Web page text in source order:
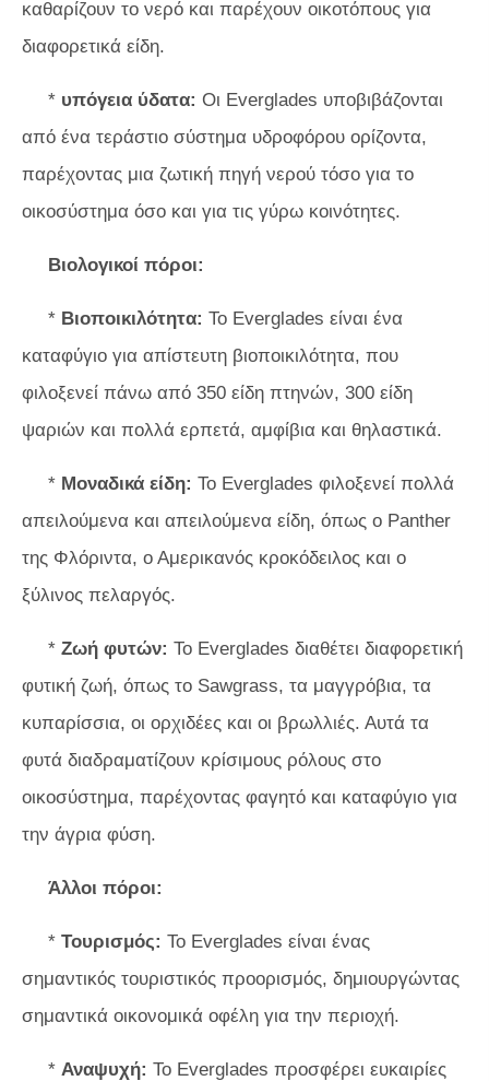
καθαρίζουν το νερό και παρέχουν οικοτόπους για
διαφορετικά είδη.
* υπόγεια ύδατα: Οι Everglades υποβιβάζονται
από ένα τεράστιο σύστημα υδροφόρου ορίζοντα,
παρέχοντας μια ζωτική πηγή νερού τόσο για το
οικοσύστημα όσο και για τις γύρω κοινότητες.
Βιολογικοί πόροι:
* Βιοποικιλότητα: Το Everglades είναι ένα
καταφύγιο για απίστευτη βιοποικιλότητα, που
φιλοξενεί πάνω από 350 είδη πτηνών, 300 είδη
ψαριών και πολλά ερπετά, αμφίβια και θηλαστικά.
* Μοναδικά είδη: Το Everglades φιλοξενεί πολλά
απειλούμενα και απειλούμενα είδη, όπως ο Panther
της Φλόριντα, ο Αμερικανός κροκόδειλος και ο
ξύλινος πελαργός.
* Ζωή φυτών: Το Everglades διαθέτει διαφορετική
φυτική ζωή, όπως το Sawgrass, τα μαγγρόβια, τα
κυπαρίσσια, οι ορχιδέες και οι βρωλλιές. Αυτά τα
φυτά διαδραματίζουν κρίσιμους ρόλους στο
οικοσύστημα, παρέχοντας φαγητό και καταφύγιο για
την άγρια ​​φύση.
Άλλοι πόροι:
* Τουρισμός: Το Everglades είναι ένας
σημαντικός τουριστικός προορισμός, δημιουργώντας
σημαντικά οικονομικά οφέλη για την περιοχή.
* Αναψυχή: Το Everglades προσφέρει ευκαιρίες